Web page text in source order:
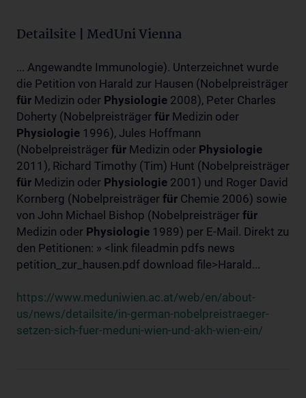
Detailsite | MedUni Vienna
... Angewandte Immunologie). Unterzeichnet wurde
die Petition von Harald zur Hausen (Nobelpreisträger
für Medizin oder Physiologie 2008), Peter Charles
Doherty (Nobelpreisträger für Medizin oder
Physiologie 1996), Jules Hoffmann
(Nobelpreisträger für Medizin oder Physiologie
2011), Richard Timothy (Tim) Hunt (Nobelpreisträger
für Medizin oder Physiologie 2001) und Roger David
Kornberg (Nobelpreisträger für Chemie 2006) sowie
von John Michael Bishop (Nobelpreisträger für
Medizin oder Physiologie 1989) per E-Mail. Direkt zu
den Petitionen: » <link fileadmin pdfs news
petition_zur_hausen.pdf download file>Harald...
https://www.meduniwien.ac.at/web/en/about-
us/news/detailsite/in-german-nobelpreistraeger-
setzen-sich-fuer-meduni-wien-und-akh-wien-ein/